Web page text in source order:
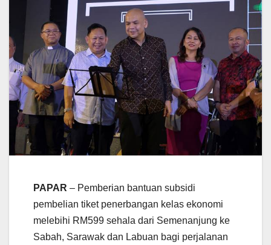
PAPAR – Pemberian bantuan subsidi
pembelian tiket penerbangan kelas ekonomi
melebihi RM599 sehala dari Semenanjung ke
Sabah, Sarawak dan Labuan bagi perjalanan